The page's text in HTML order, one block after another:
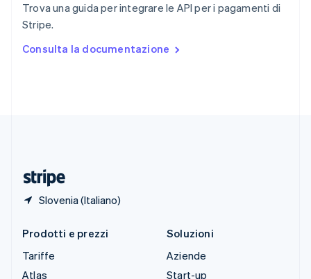
Trova una guida per integrare le API per i pagamenti di
Stripe.
Consulta la documentazione
Slovenia (Italiano)
Spagna
Español
English Español简体中文
Prodotti e prezzi
Tariffe
Atlas
Soluzioni
Aziende
Start-up